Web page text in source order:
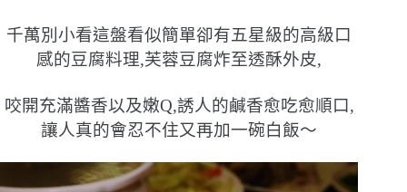
千萬別小看這盤看似簡單卻有五星級的高級口
感的豆腐料理,芙蓉豆腐炸至透酥外皮,
咬開充滿醬香以及嫩Q,誘人的鹹香愈吃愈順口,
讓人真的會忍不住又再加一碗白飯〜